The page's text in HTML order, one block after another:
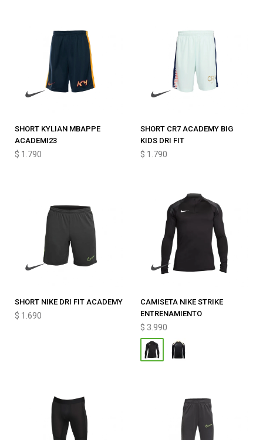
SHORT KYLIAN MBAPPE
ACADEMI23
$ 1.790
SHORT CR7 ACADEMY BIG
KIDS DRI FIT
$ 1.790
SHORT NIKE DRI FIT ACADEMY
$ 1.690
CAMISETA NIKE STRIKE
ENTRENAMIENTO
$ 3.990